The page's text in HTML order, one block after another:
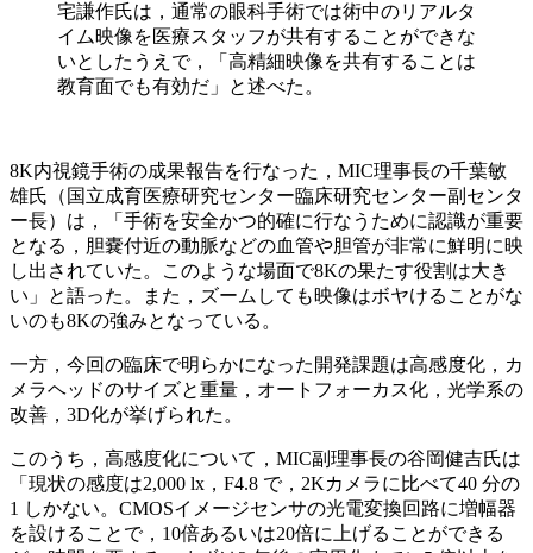
宅謙作氏は，通常の眼科手術では術中のリアルタ
イム映像を医療スタッフが共有することができな
いとしたうえで，「高精細映像を共有することは
教育面でも有効だ」と述べた。
8K内視鏡手術の成果報告を行なった，MIC理事長の千葉敏
雄氏（国立成育医療研究センター臨床研究センター副センタ
ー長）は，「手術を安全かつ的確に行なうために認識が重要
となる，胆嚢付近の動脈などの血管や胆管が非常に鮮明に映
し出されていた。このような場面で8Kの果たす役割は大き
い」と語った。また，ズームしても映像はボヤけることがな
いのも8Kの強みとなっている。
一方，今回の臨床で明らかになった開発課題は高感度化，カ
メラヘッドのサイズと重量，オートフォーカス化，光学系の
改善，3D化が挙げられた。
このうち，高感度化について，MIC副理事長の谷岡健吉氏は
「現状の感度は2,000 lx，F4.8 で，2Kカメラに比べて40 分の
1 しかない。CMOSイメージセンサの光電変換回路に増幅器
を設けることで，10倍あるいは20倍に上げることができる